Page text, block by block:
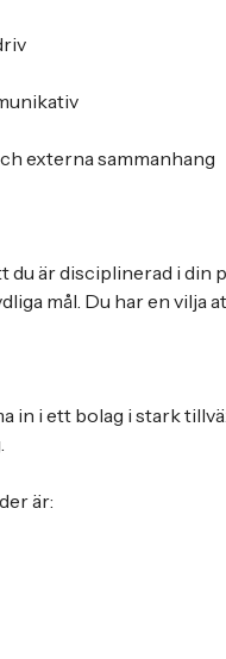
externa sammanhang
du är disciplinerad i
mål. Du har en vilja
in i ett bolag i stark
är: